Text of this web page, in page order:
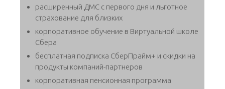
расширенный ДМС с первого дня и льготное
страхование для близких
корпоративное обучение в Виртуальной школе
Сбера
бесплатная подписка СберПрайм+ и скидки на
продукты компаний-партнеров
корпоративная пенсионная программа